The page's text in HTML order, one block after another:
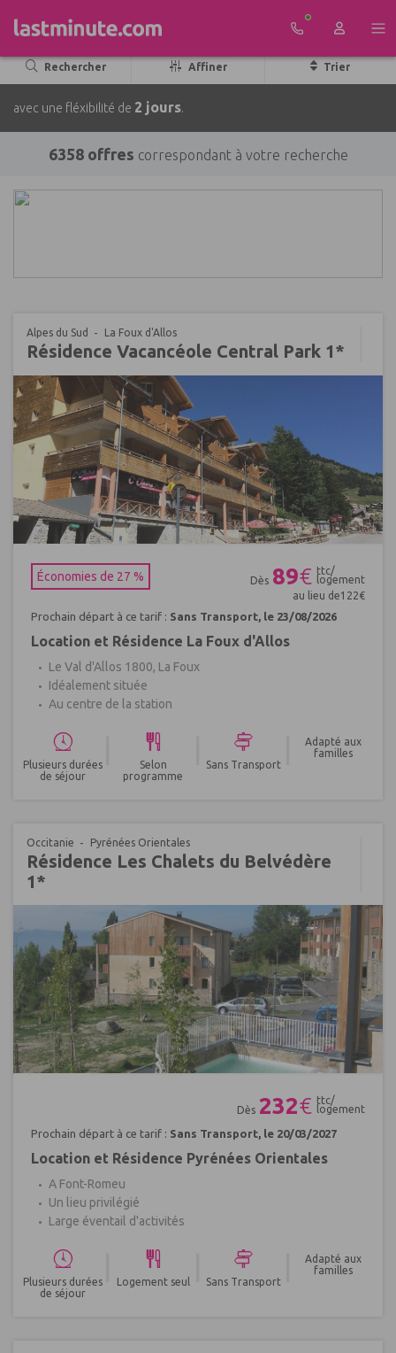
Rechercher Affiner Trier
avec une fléxibilité de 2 jours.
6358 offres correspondant à votre recherche
Alpes du Sud La Foux d'Allos
Résidence Vacancéole Central Park 1*
Économies de 27 %
Dès 89€ ttc/
logement
au lieu de122€
Prochain départ à ce tarif : Sans Transport, le 23/08/2026
Location et Résidence La Foux d'Allos
Le Val d'Allos 1800, La Foux
Idéalement située
Au centre de la station
Plusieurs durées
de séjour
Selon
programme
Sans Transport
Adapté aux
familles
Occitanie Pyrénées Orientales
Résidence Les Chalets du Belvédère
1*
Dès 232€ ttc/
logement
Prochain départ à ce tarif : Sans Transport, le 20/03/2027
Location et Résidence Pyrénées Orientales
A Font-Romeu
Un lieu privilégié
Large éventail d'activités
Plusieurs durées
de séjour
Logement seul Sans Transport
Adapté aux
familles